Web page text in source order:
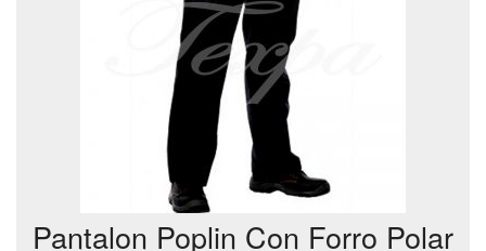
Pantalon Poplin Con Forro Polar